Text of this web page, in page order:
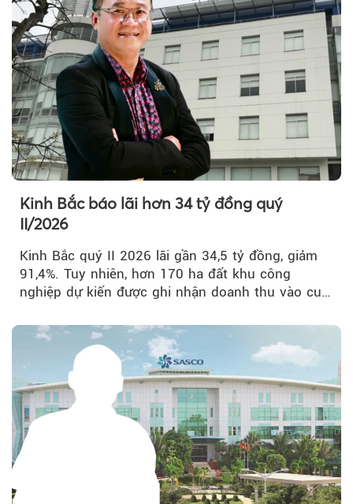
Kinh Bắc báo lãi hơn 34 tỷ đồng quý
II/2026
Kinh Bắc quý II 2026 lãi gần 34,5 tỷ đồng, giảm
91,4%. Tuy nhiên, hơn 170 ha đất khu công
nghiệp dự kiến được ghi nhận doanh thu vào cuối